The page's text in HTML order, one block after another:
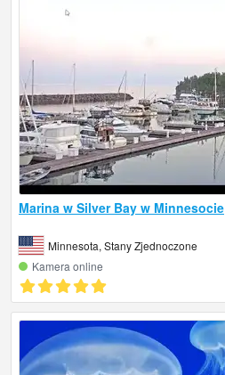
Marina w Silver Bay w Minnesocie
Minnesota, Stany Zjednoczone
Kamera online